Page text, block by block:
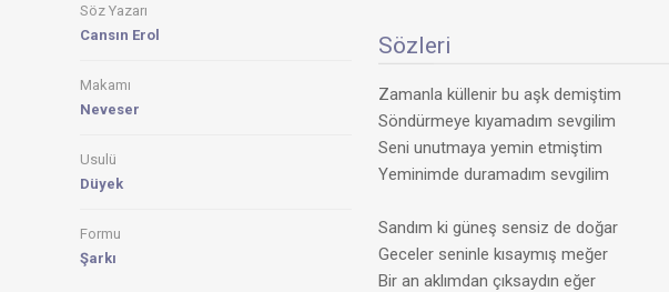
Söz Yazarı
Cansın Erol
Makamı
Neveser
Usulü
Düyek
Formu
Şarkı
Sözleri
Zamanla küllenir bu aşk demiştim
Söndürmeye kıyamadım sevgilim
Seni unutmaya yemin etmiştim
Yeminimde duramadım sevgilim
Sandım ki güneş sensiz de doğar
Geceler seninle kısaymış meğer
Bir an aklımdan çıksaydın eğer